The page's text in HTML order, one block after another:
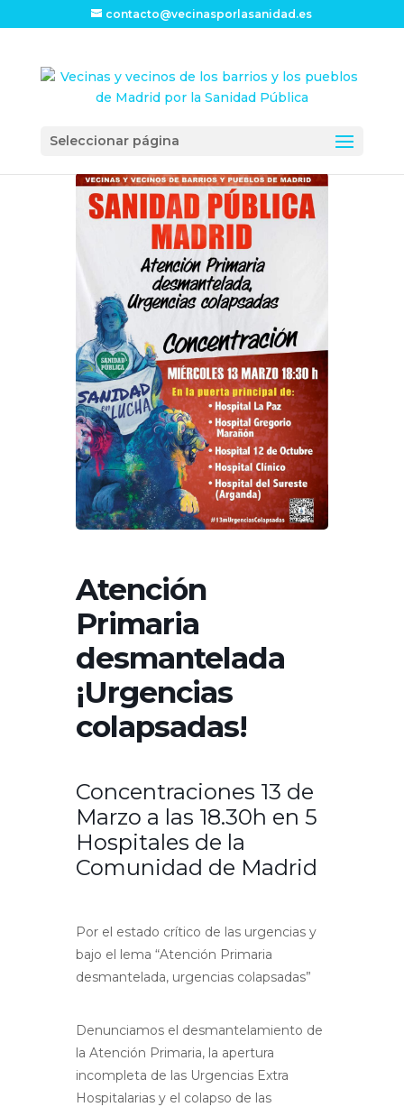
contacto@vecinasporlasanidad.es
Seleccionar página
Atención
Primaria
desmantelada
¡Urgencias
colapsadas!
Concentraciones 13 de
Marzo a las 18.30h en 5
Hospitales de la
Comunidad de Madrid
Por el estado crítico de las urgencias y
bajo el lema “Atención Primaria
desmantelada, urgencias colapsadas”
Denunciamos el desmantelamiento de
la Atención Primaria, la apertura
incompleta de las Urgencias Extra
Hospitalarias y el colapso de las